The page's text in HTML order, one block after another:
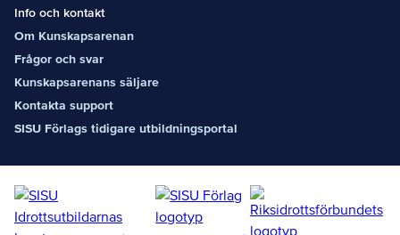
Info och kontakt
Om Kunskapsarenan
Frågor och svar
Kunskapsarenans säljare
Kontakta support
SISU Förlags tidigare utbildningsportal